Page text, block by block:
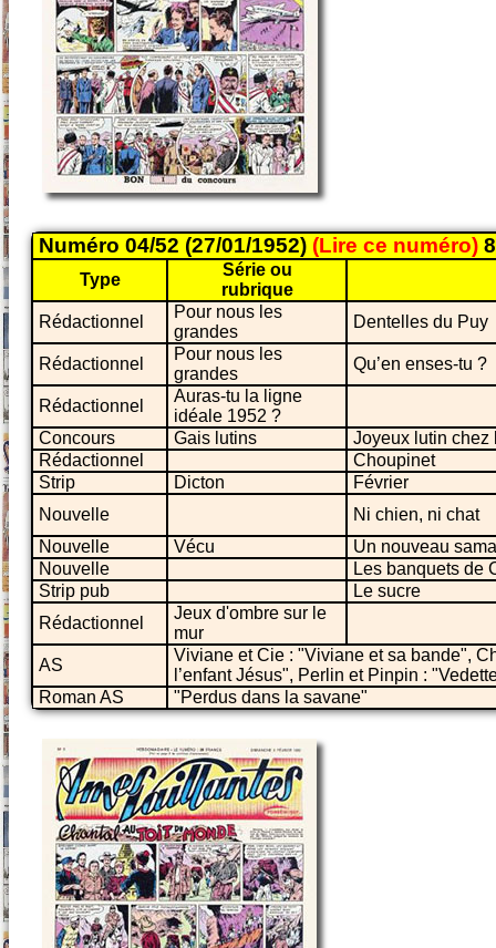
Numéro 04/52 (27/01/1952) (Lire ce numéro)
Type
Série ou
rubrique
Rédactionnel
Pour nous les
grandes
Dentelles du Puy
Rédactionnel
Pour nous les
grandes
Qu’en enses-tu ?
Rédactionnel
Auras-tu la ligne
idéale 1952 ?
Concours
Gais lutins
Joyeux lutin chez
Rédactionnel
Choupinet
Strip
Dicton
Février
Nouvelle
Ni chien, ni chat
Nouvelle
Vécu
Un nouveau
Nouvelle
Les banquets de
Strip pub
Le sucre
Rédactionnel
Jeux d'ombre sur le
mur
AS
Viviane et Cie : "Viviane et sa bande",
l’enfant Jésus", Perlin et Pinpin :
Roman AS
"Perdus dans la savane"